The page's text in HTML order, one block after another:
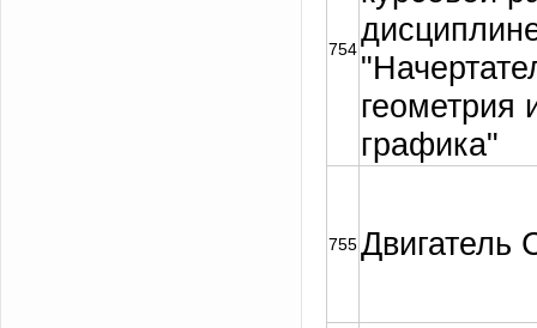
754
геометрия
графика"
755Двигатель